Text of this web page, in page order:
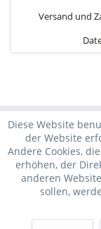
Versand und
Diese Website
der Website
Andere Cookies,
erhöhen, der
anderen
sollen,